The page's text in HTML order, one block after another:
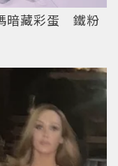
暗藏彩蛋 鐵粉